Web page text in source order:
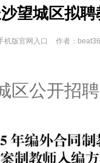
望城区拟聘
机版官网入口 作者：
区公开招